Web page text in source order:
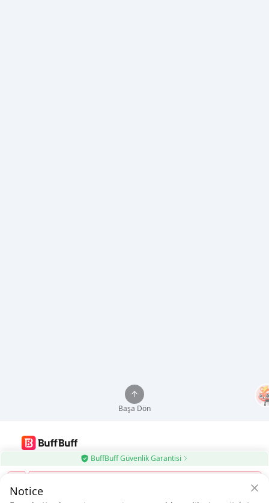
BuffBuff Güvenlik Garantisi
Notice
Başa Dön
BuffBuff Uygulamasını kullanın, Android Uygulamalarını Otomatik
Güncelleyin